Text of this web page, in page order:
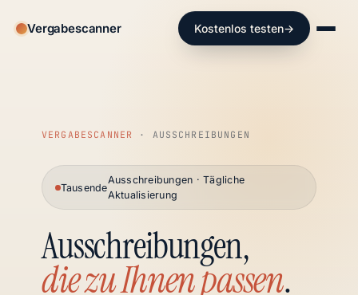
Vergabescanner Kostenlos testen→
VERGABESCANNER · AUSSCHREIBUNGEN
Tausende
Ausschreibungen · Tägliche
Aktualisierung
Ausschreibungen,
die zu Ihnen passen.